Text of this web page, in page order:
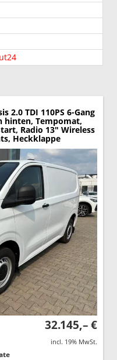
2.0 TDI 110PS 6-Gang
hinten, Tempomat,
Radio 13" Wireless
Heckklappe
32.145,– €
incl. 19% MwSt.